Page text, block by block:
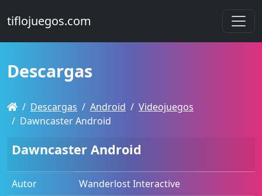
tiflojuegos.com
Descargas
Descargas Android
Videojuegos
Dawncaster Android
Dawncaster Android
Autor
Wanderlost Interactive